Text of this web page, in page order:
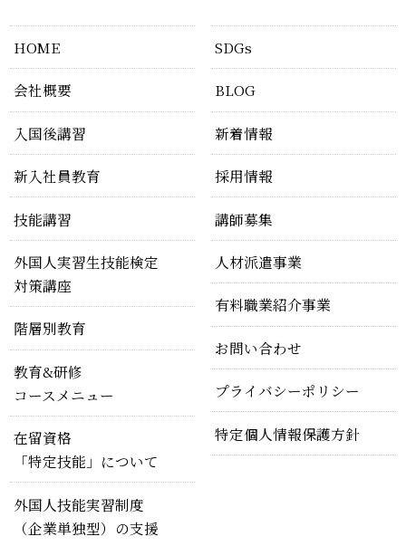
HOME
会社概要
入国後講習
新入社員教育
技能講習
外国人実習生技能検定
対策講座
階層別教育
教育&研修
コースメニュー
在留資格
「特定技能」について
外国人技能実習制度
（企業単独型）の支援
SDGs
BLOG
新着情報
採用情報
講師募集
人材派遣事業
有料職業紹介事業
お問い合わせ
プライバシーポリシー
特定個人情報保護方針